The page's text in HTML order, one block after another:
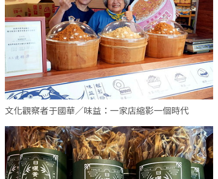
文化觀察者于國華／味益：一家店縮影一個時代